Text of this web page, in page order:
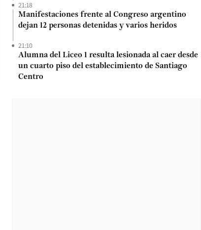
21:18
Manifestaciones frente al Congreso argentino
dejan 12 personas detenidas y varios heridos
21:10
Alumna del Liceo 1 resulta lesionada al caer desde
un cuarto piso del establecimiento de Santiago
Centro